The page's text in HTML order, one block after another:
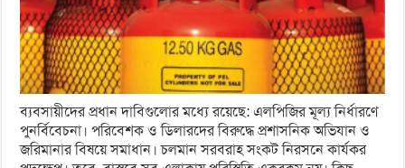
ব্যবসায়ীদের প্রধান দাবিগুলোর মধ্যে রয়েছে: এলপিজির মূল্য নির্ধারণে
পুনর্বিবেচনা। পরিবেশক ও ডিলারদের বিরুদ্ধে প্রশাসনিক অভিযান ও
জরিমানার বিষয়ে সমাধান। চলমান সরবরাহ সংকট নিরসনে কার্যকর